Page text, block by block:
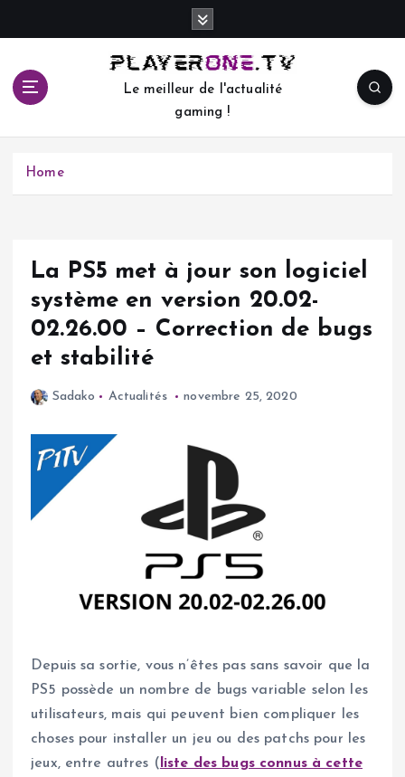
c
Le meilleur de l'actualité
gaming !
Home
La PS5 met à jour son logiciel
système en version 20.02-
02.26.00 – Correction de bugs
et stabilité
Sadako Actualités novembre 25, 2020
Depuis sa sortie, vous n’êtes pas sans savoir que la
PS5 possède un nombre de bugs variable selon les
utilisateurs, mais qui peuvent bien compliquer les
choses pour installer un jeu ou des patchs pour les
jeux, entre autres (liste des bugs connus à cette